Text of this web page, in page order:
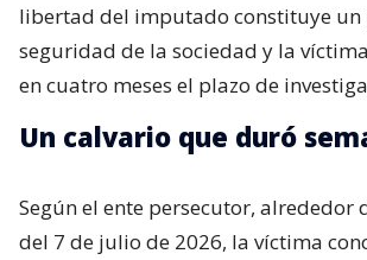
libertad del imputado constituye
seguridad de la sociedad y la
en cuatro meses el plazo de
Un calvario que duró
Según el ente persecutor, alrededor
del 7 de julio de 2026, la víctima